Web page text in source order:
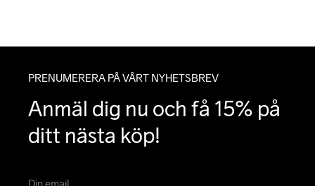
PRENUMERERA PÅ VÅRT NYHETSBREV
Anmäl dig nu och få 15% på
ditt nästa köp!